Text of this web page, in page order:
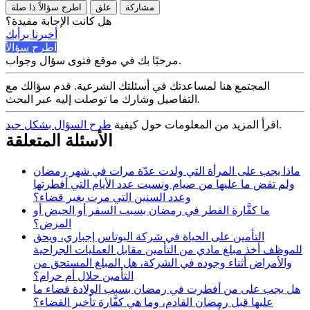
اطرح سؤالاً ذا صلة علق مشاركة
هل كانت الإجابة مفيدة؟
أخبرنا برأيك
اطرح سؤالاً
مرحبًا بك في موقع فتوى سؤال وجواب.
المجتمع هنا لمساعدتك في أسئلتك الشرعية. قدم سؤالك مع
التفاصيل وشارك ما توصلت إليه عبر البحث.
اقرأ المزيد من المعلومات حول كيفية طرح السؤال بشكل جيد .
الأسئلة المتعلقة
ماذا يجب على المرأة التي ولدت عدّة مرات في شهر رمضان
ولم تقض ما عليها من صيام ونسيت عدد الأيام التي أفطرتها
وعدد السنين التي مرت بغير قضاء؟
ما كفَّارة الفطر في رمضان بسبب السفر أو الحيض أو
المرض؟
التأمين على الحياة في شركة البوتاس إجباري، ويحق
للموظف أخذ مبلغ مادي من التأمين مقابل العمليات الجراحية
والأمراض أثناء وجوده في الشركة، هل المبلغ المستحق من
التأمين حلال أم حرام؟
هل يجب على من أفطرت في رمضان بسبب الولادة قضاء ما
عليها قبل رمضان القادم، وما هي كفَّارة تأخير القضاء؟